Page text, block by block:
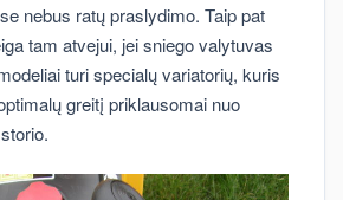
nebus ratų praslydimo. Taip pat
tam atvejui, jei sniego valytuvas
turi specialų variatorių, kuris
greitį priklausomai nuo